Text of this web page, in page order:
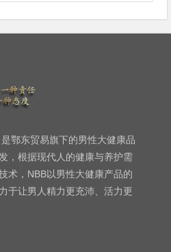
鄂东贸易旗下的男性大健康品
，根据现代人的健康与养护需
术，NBB以男性大健康产品的
于让男人精力更充沛、活力更